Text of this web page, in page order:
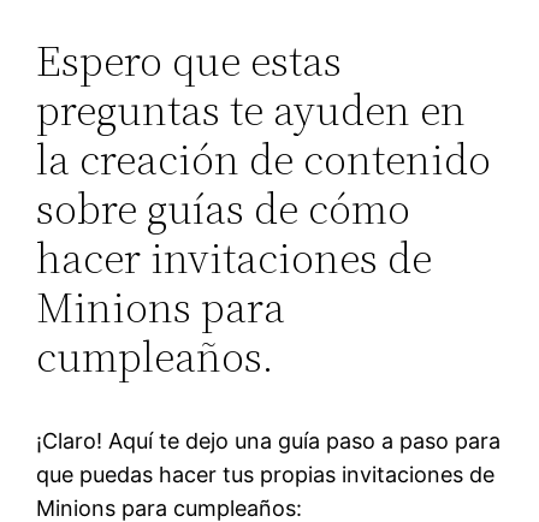
Espero que estas
preguntas te ayuden en
la creación de contenido
sobre guías de cómo
hacer invitaciones de
Minions para
cumpleaños.
¡Claro! Aquí te dejo una guía paso a paso para
que puedas hacer tus propias invitaciones de
Minions para cumpleaños: